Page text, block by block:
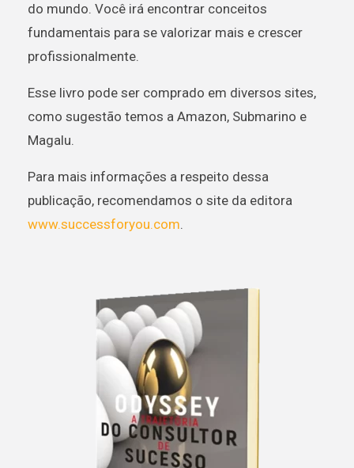
do mundo. Você irá encontrar conceitos
fundamentais para se valorizar mais e crescer
profissionalmente.
Esse livro pode ser comprado em diversos sites,
como sugestão temos a Amazon, Submarino e
Magalu.
Para mais informações a respeito dessa
publicação, recomendamos o site da editora
www.successforyou.com.